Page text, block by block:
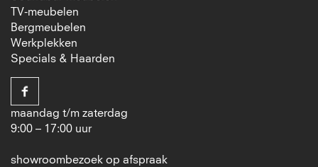
TV-meubelen
Bergmeubelen
Werkplekken
Specials & Haarden
maandag t/m zaterdag
9:00 – 17:00 uur
showroombezoek op afspraak